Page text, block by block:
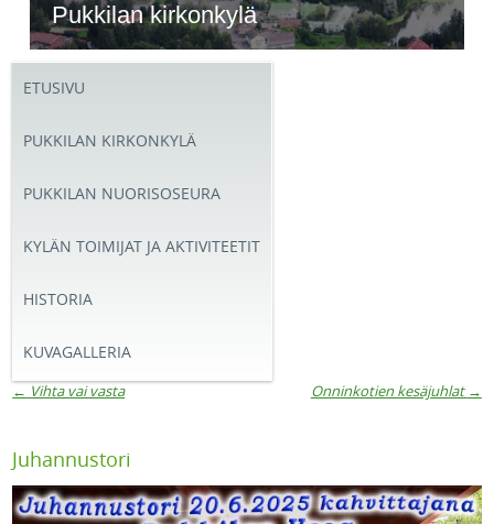
Pukkilan kirkonkylä
ETUSIVU
PUKKILAN KIRKONKYLÄ
PUKKILAN NUORISOSEURA
KYLÄN TOIMIJAT JA AKTIVITEETIT
HISTORIA
KUVAGALLERIA
← Vihta vai vasta Onninkotien kesäjuhlat →
Juhannustori